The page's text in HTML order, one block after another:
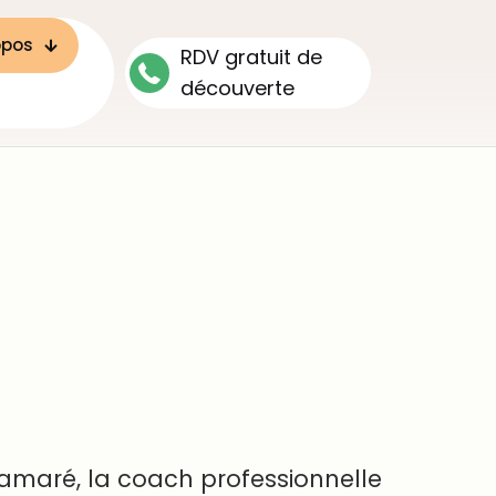
RDV gratuit de
découverte
la coach professionnelle